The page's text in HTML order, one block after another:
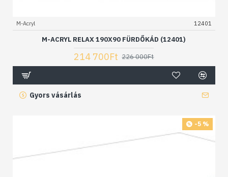
M-Acryl 12401
M-ACRYL RELAX 190X90 FÜRDŐKÁD (12401)
214 700Ft 226 000Ft
Gyors vásárlás
-5 %